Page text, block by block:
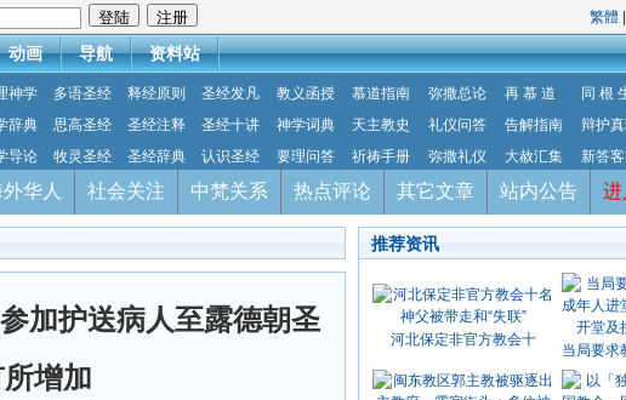
繁體
动画 导航 资料站
神学 多语圣经 释经原则 圣经发凡 教义函授 慕道指南 弥撒总论 再 慕 道 同 根
辞典 思高圣经 圣经注释 圣经十讲 神学词典 天主教史 礼仪问答 告解指南 辩护
导论 牧灵圣经 圣经辞典 认识圣经 要理问答 祈祷手册 弥撒礼仪 大赦汇集 新答客
华人 社会关注 中梵关系 热点评论 其它文章 站内公告 进
加护送病人至露德朝圣
增加
推荐资讯
河北保定非官方教会十
当局要求